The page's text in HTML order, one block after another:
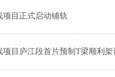
目正式启动铺轨
目庐江段首片预制T梁顺利架